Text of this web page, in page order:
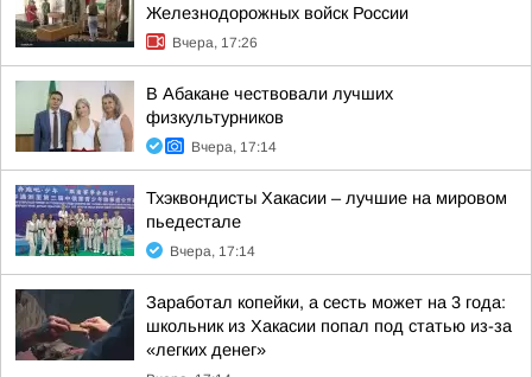
Железнодорожных войск России
Вчера, 17:26
В Абакане чествовали лучших
физкультурников
Вчера, 17:14
Тхэквондисты Хакасии – лучшие на мировом
пьедестале
Вчера, 17:14
Заработал копейки, а сесть может на 3 года:
школьник из Хакасии попал под статью из-за
«легких денег»